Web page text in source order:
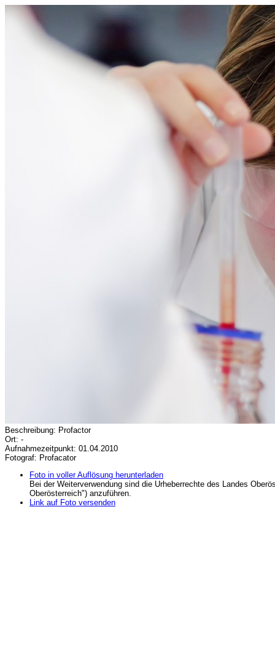
Beschreibung: Profactor
Ort: -
Aufnahmezeitpunkt: 01.04.2010
Fotograf: Profacator
Foto in voller Auflösung herunterladen
Bei der Weiterverwendung sind die Urheberrechte des Landes
Oberösterreich") anzuführen.
Link auf Foto versenden